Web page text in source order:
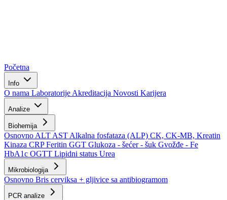
Početna
Info
O nama Laboratorije Akreditacija Novosti Karijera
Analize
Biohemija
Osnovno ALT AST Alkalna fosfataza (ALP) CK, CK-MB, Kreatin
Kinaza CRPFeritin GGT Glukoza - šećer - šuk Gvožđe - Fe
HbA1c OGTT Lipidni status Urea
Mikrobiologija
Osnovno Bris cerviksa + gljivice sa antibiogramom
PCR analize